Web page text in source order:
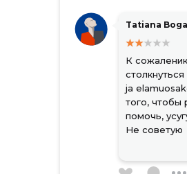
Tatiana
К
ja
того, чтобы
помочь,
Не советую